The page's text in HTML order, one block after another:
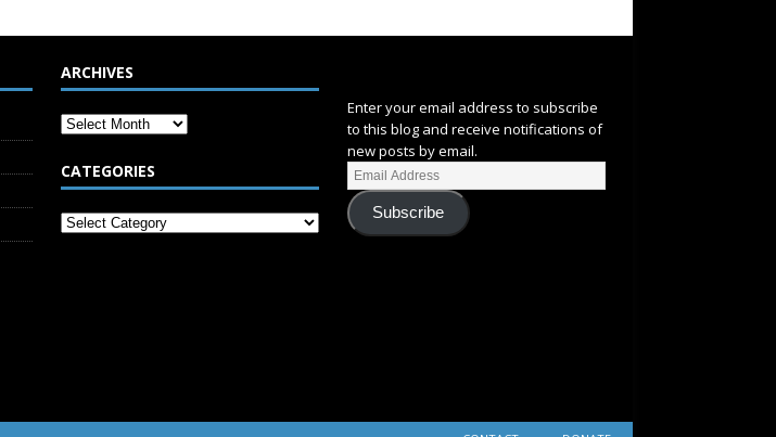
ARCHIVES
CATEGORIES
Enter your email address to subscribe
to this blog and receive notifications of
new posts by email.
Subscribe